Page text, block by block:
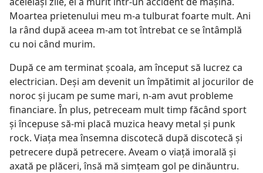
Moartea prietenului meu m-a tulburat foarte mult. Ani
la rând după aceea m-am tot întrebat ce se întâmplă
cu noi când murim.
După ce am terminat şcoala, am început să lucrez ca
electrician. Deşi am devenit un împătimit al jocurilor de
noroc şi jucam pe sume mari, n-am avut probleme
financiare. În plus, petreceam mult timp făcând sport
şi începuse să-mi placă muzica heavy metal şi punk
rock. Viaţa mea însemna discotecă după discotecă şi
petrecere după petrecere. Aveam o viaţă imorală şi
axată pe plăceri, însă mă simţeam gol pe dinăuntru.